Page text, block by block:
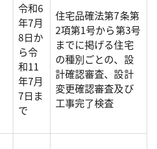
令和6
年7月
8日か
ら令
和11
年7月
7日ま
で
住宅品確法第7条第
2項第1号から第3号
までに掲げる住宅
の種別ごとの、設
計確認審査、設計
変更確認審査及び
工事完了検査